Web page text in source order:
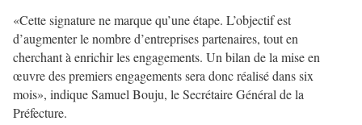
«Cette signature ne marque qu’une étape. L’objectif est
d’augmenter le nombre d’entreprises partenaires, tout en
cherchant à enrichir les engagements. Un bilan de la mise en
œuvre des premiers engagements sera donc réalisé dans six
mois», indique Samuel Bouju, le Secrétaire Général de la
Préfecture.